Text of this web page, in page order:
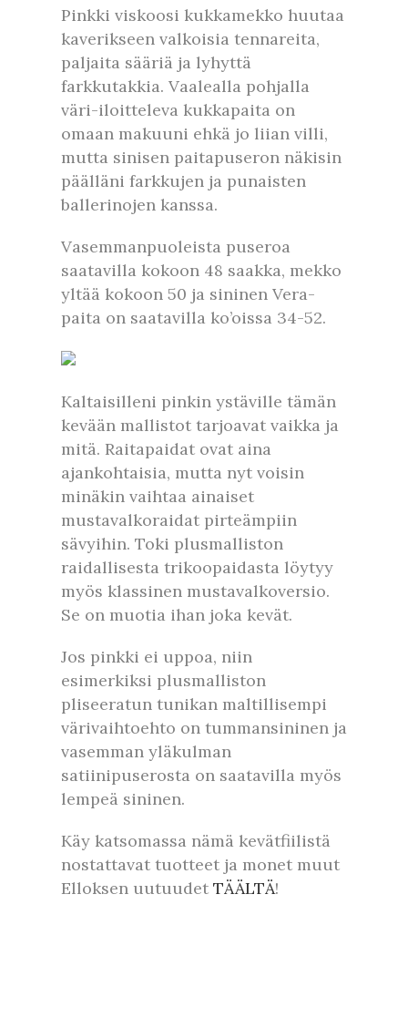
Pinkki viskoosi kukkamekko huutaa
kaverikseen valkoisia tennareita,
paljaita sääriä ja lyhyttä
farkkutakkia. Vaalealla pohjalla
väri-iloitteleva kukkapaita on
omaan makuuni ehkä jo liian villi,
mutta sinisen paitapuseron näkisin
päälläni farkkujen ja punaisten
ballerinojen kanssa.
Vasemmanpuoleista puseroa
saatavilla kokoon 48 saakka, mekko
yltää kokoon 50 ja sininen Vera-
paita on saatavilla ko’oissa 34-52.
Kaltaisilleni pinkin ystäville tämän
kevään mallistot tarjoavat vaikka ja
mitä. Raitapaidat ovat aina
ajankohtaisia, mutta nyt voisin
minäkin vaihtaa ainaiset
mustavalkoraidat pirteämpiin
sävyihin. Toki plusmalliston
raidallisesta trikoopaidasta löytyy
myös klassinen mustavalkoversio.
Se on muotia ihan joka kevät.
Jos pinkki ei uppoa, niin
esimerkiksi plusmalliston
pliseeratun tunikan maltillisempi
värivaihtoehto on tummansininen ja
vasemman yläkulman
satiinipuserosta on saatavilla myös
lempeä sininen.
Käy katsomassa nämä kevätfiilistä
nostattavat tuotteet ja monet muut
Elloksen uutuudet TÄÄLTÄ!